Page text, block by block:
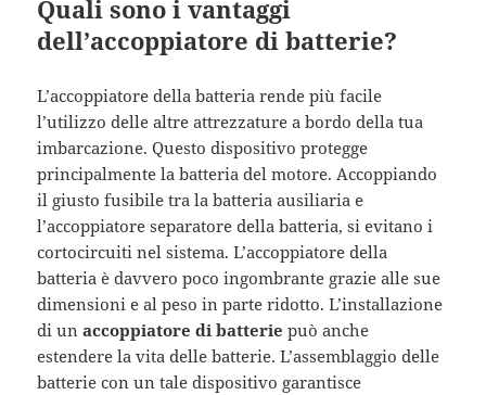
Quali sono i vantaggi
dell’accoppiatore di batterie?
L’accoppiatore della batteria rende più facile
l’utilizzo delle altre attrezzature a bordo della tua
imbarcazione. Questo dispositivo protegge
principalmente la batteria del motore. Accoppiando
il giusto fusibile tra la batteria ausiliaria e
l’accoppiatore separatore della batteria, si evitano i
cortocircuiti nel sistema. L’accoppiatore della
batteria è davvero poco ingombrante grazie alle sue
dimensioni e al peso in parte ridotto. L’installazione
di unaccoppiatore di batterie può anche
estendere la vita delle batterie. L’assemblaggio delle
batterie con un tale dispositivo garantisce